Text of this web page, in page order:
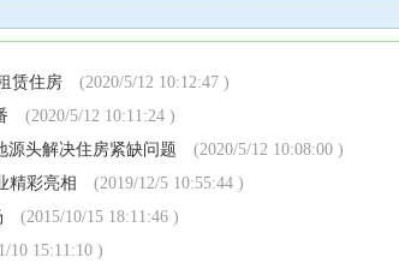
赁住房
(2020/5/12 10:12:47 )
(2020/5/12 10:11:24 )
源头解决住房紧缺问题
(2020/5/12 10:08:00 )
精彩亮相
(2019/12/5 10:55:44 )
(2015/10/15 18:11:46 )
10 15:11:10 )